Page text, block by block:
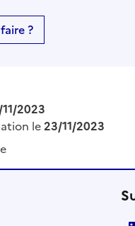
?
2023
le23/11/2023